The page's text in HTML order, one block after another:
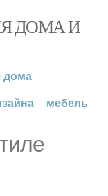
ДОМА И
дома
мебель